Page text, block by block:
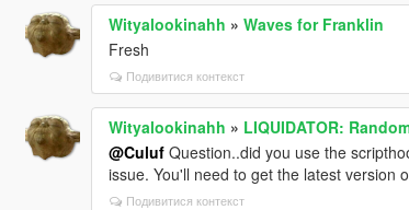
Wityalookinahh » Waves for Franklin
Fresh
Подивитися контекст
Wityalookinahh » LIQUIDATOR:
@CulufQuestion..did you use the
issue. You'll need to get the latest version
Подивитися контекст